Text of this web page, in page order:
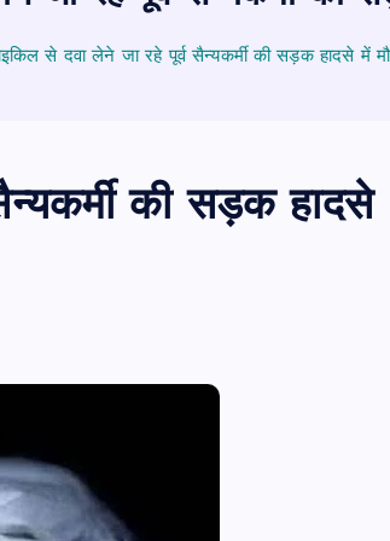
से दवा लेने जा रहे पूर्व सैन्यकर्मी की सड़क हादसे में
की सड़क हादसे
डॉ. धनन्जय पाण्डेय बने अध्यक्ष, डॉ. अलेन्द्र
news8pmtoday